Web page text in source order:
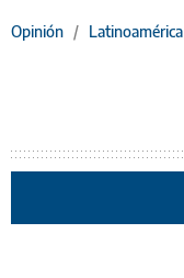
Opinión / Latinoamérica